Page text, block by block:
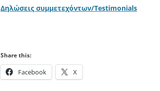
Δηλώσεις συμμετεχόντων/Testimonials
Share this:
Facebook X